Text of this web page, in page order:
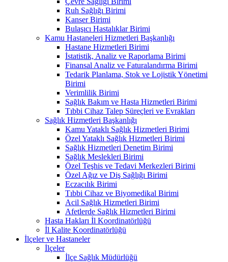
Ruh Sağlığı Birimi
Kanser Birimi
Bulaşıcı Hastalıklar Birimi
Kamu Hastaneleri Hizmetleri Başkanlığı
Hastane Hizmetleri Birimi
İstatistik, Analiz ve Raporlama Birimi
Finansal Analiz ve Faturalandırma Birimi
Tedarik Planlama, Stok ve Lojistik Yönetimi
Birimi
Verimlilik Birimi
Sağlık Bakım ve Hasta Hizmetleri Birimi
Tıbbi Cihaz Talep Süreçleri ve Evrakları
Sağlık Hizmetleri Başkanlığı
Kamu Yataklı Sağlık Hizmetleri Birimi
Özel Yataklı Sağlık Hizmetleri Birimi
Sağlık Hizmetleri Denetim Birimi
Sağlık Meslekleri Birimi
Özel Teşhis ve Tedavi Merkezleri Birimi
Özel Ağız ve Diş Sağlığı Birimi
Eczacılık Birimi
Tıbbi Cihaz ve Biyomedikal Birimi
Acil Sağlık Hizmetleri Birimi
Afetlerde Sağlık Hizmetleri Birimi
Hasta Hakları İl Koordinatörlüğü
İl Kalite Koordinatörlüğü
İlçeler ve Hastaneler
İlçeler
İlçe Sağlık Müdürlüğü